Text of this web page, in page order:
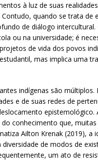
à luz de suas
quando se trata de
de diálogo
ou na universidade; é
de vida dos povos
mas implica uma
indígenas são
e de suas redes de
epistemológico.
conhecimento que,
Ailton Krenak (2019), a
de modos de
um ato de